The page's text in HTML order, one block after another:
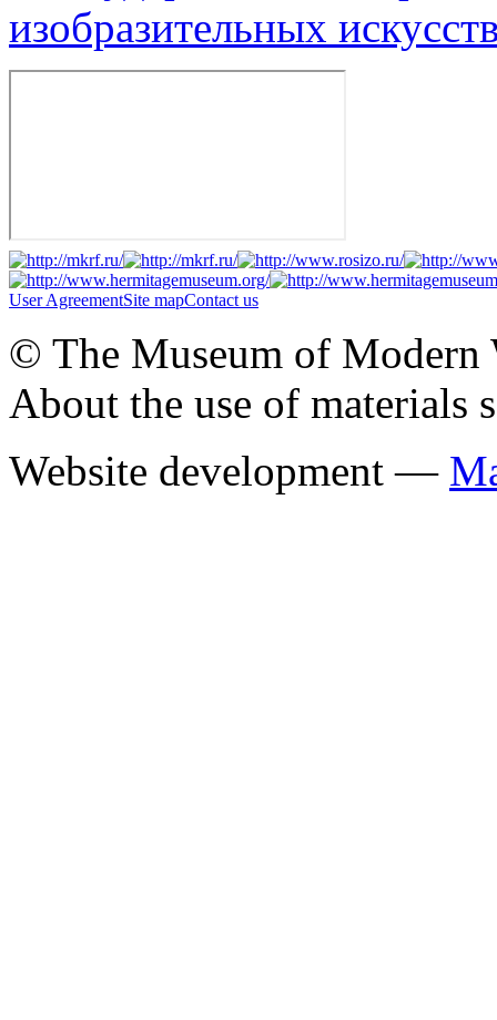
изобразительных
User AgreementSite mapContact us
© The Museum of Modern
About the use of materials
Website development —